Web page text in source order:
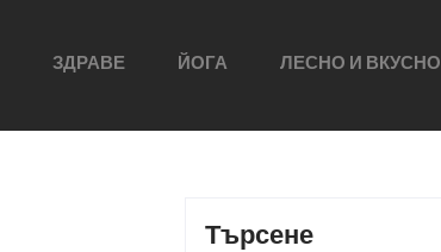
ЗДРАВЕ ЙОГА ЛЕСНО И ВКУСНО
Търсене